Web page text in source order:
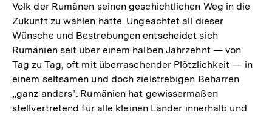
Volk der Rumänen seinen geschichtlichen Weg in die
Zukunft zu wählen hätte. Ungeachtet all dieser
Wünsche und Bestrebungen entscheidet sich
Rumänien seit über einem halben Jahrzehnt — von
Tag zu Tag, oft mit überraschender Plötzlichkeit — in
einem seltsamen und doch zielstrebigen Beharren
„ganz anders". Rumänien hat gewissermaßen
stellvertretend für alle kleinen Länder innerhalb und